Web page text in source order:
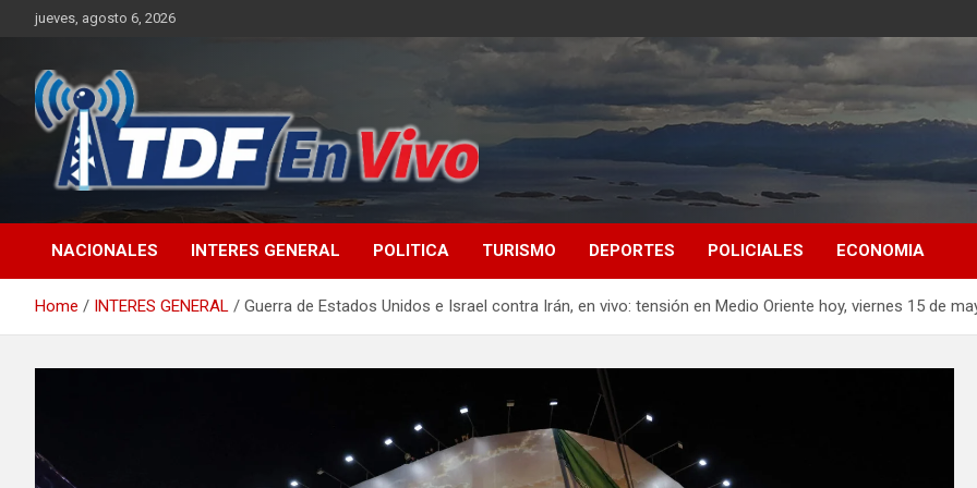
jueves, agosto 6, 2026
NACIONALES INTERES GENERAL POLITICA TURISMO DEPORTES POLICIALES ECONOMIA
Home INTERES GENERAL Guerra de Estados Unidos e Israel contra Irán, en vivo: tensión en Medio Oriente hoy, viernes 15 de